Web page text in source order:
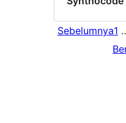
Sebelumnya1